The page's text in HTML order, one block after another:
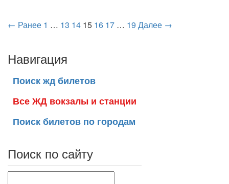
← Ранее 1 … 13 14 15 16 17 … 19 Далее →
Навигация
Поиск жд билетов
Все ЖД вокзалы и станции
Поиск билетов по городам
Поиск по сайту